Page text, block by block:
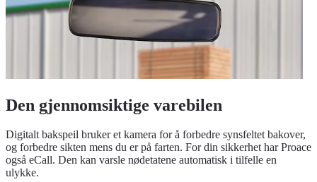
Den gjennomsiktige varebilen
Digitalt bakspeil bruker et kamera for å forbedre synsfeltet bakover,
og forbedre sikten mens du er på farten. For din sikkerhet har Proace
også eCall. Den kan varsle nødetatene automatisk i tilfelle en
ulykke.